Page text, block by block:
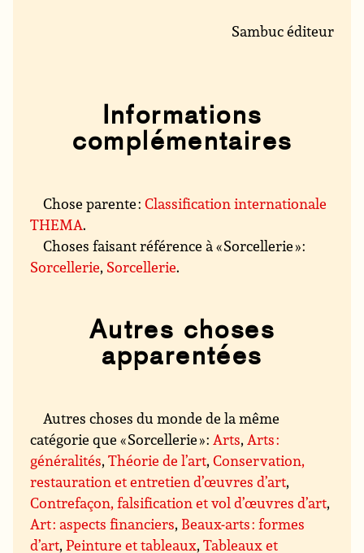
Sambuc éditeur
Informations
complémentaires
Chose parente :Classification internationale
THEMA.
Choses faisant référence à « Sorcellerie » :
Sorcellerie, Sorcellerie.
Autres choses
apparentées
Autres choses du monde de la même
catégorie que « Sorcellerie » :Arts,Arts :
généralités,Théorie de l’art,Conservation,
restauration et entretien d’œuvres d’art,
Contrefaçon, falsification et vol d’œuvres d’art,
Art : aspects financiers, Beaux-arts : formes
d’art,Peinture et tableaux,Tableaux et